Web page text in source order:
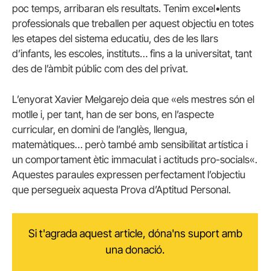
poc temps, arribaran els resultats. Tenim excel•lents
professionals que treballen per aquest objectiu en totes
les etapes del sistema educatiu, des de les llars
d’infants, les escoles, instituts… fins a la universitat, tant
des de l’àmbit públic com des del privat.
L’enyorat Xavier Melgarejo deia que «els mestres són el
motlle i, per tant, han de ser bons, en l’aspecte
curricular, en domini de l’anglès, llengua,
matemàtiques… però també amb sensibilitat artística i
un comportament ètic immaculat i actituds pro-socials«.
Aquestes paraules expressen perfectament l’objectiu
que persegueix aquesta Prova d’Aptitud Personal.
Si t'agrada aquest article, dóna'ns suport amb
una donació.